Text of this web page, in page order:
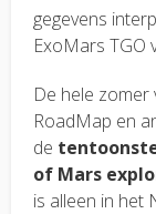
gegevens
ExoMars TGO
De hele
RoadMap en
de
of Mars
is alleen in het